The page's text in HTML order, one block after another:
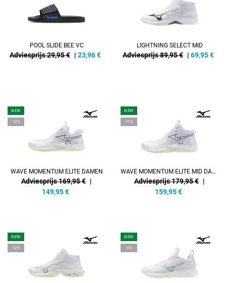
POOL SLIDE BEE VC
Adviesprijs 29,95 € | 23,96€
LIGHTNING SELECT MID
Adviesprijs 89,95 € | 69,95€
NEW
-12%
WAVE MOMENTUM ELITE DAMEN
Adviesprijs 169,95 € |
149,95 €
NEW
-11%
WAVE MOMENTUM ELITE MID DAMEN
Adviesprijs 179,95 € |
159,95 €
NEW
-12%
NEW
-5%